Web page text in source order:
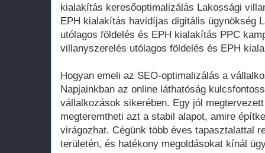
kialakítás keresőoptimalizálás Lakossági
EPH kialakítás havidíjas digitális ügynökség
utólagos földelés és EPH kialakítás PPC
villanyszerelés utólagos földelés és EPH
Hogyan emeli az SEO-optimalizálás a
Napjainkban az online láthatóság
vállalkozások sikerében. Egy jól
megteremtheti azt a stabil alapot, amire
virágozhat. Cégünk több éves tapasztalattal
területén, és hatékony megoldásokat kínál